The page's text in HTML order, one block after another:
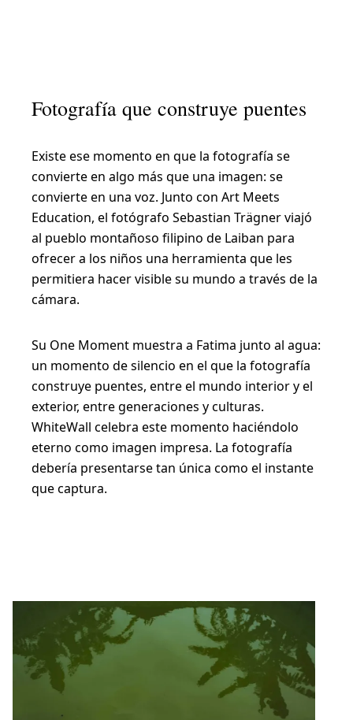
Fotografía que construye puentes
Existe ese momento en que la fotografía se
convierte en algo más que una imagen: se
convierte en una voz. Junto con Art Meets
Education, el fotógrafo Sebastian Trägner viajó
al pueblo montañoso filipino de Laiban para
ofrecer a los niños una herramienta que les
permitiera hacer visible su mundo a través de la
cámara.
Su One Moment muestra a Fatima junto al agua:
un momento de silencio en el que la fotografía
construye puentes, entre el mundo interior y el
exterior, entre generaciones y culturas.
WhiteWall celebra este momento haciéndolo
eterno como imagen impresa. La fotografía
debería presentarse tan única como el instante
que captura.